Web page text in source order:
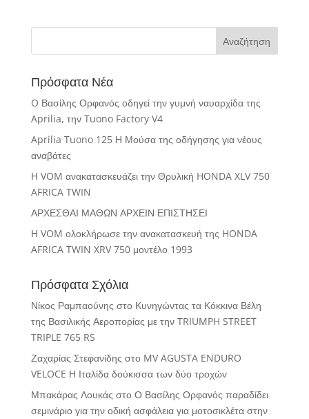
Πρόσφατα Νέα
O Βασίλης Ορφανός οδηγεί την γυμνή ναυαρχίδα της
Aprilia, την Tuono Factory V4
Aprilia Tuono 125 Η Μούσα της οδήγησης για νέους
αναβάτες
Η VOM ανακατασκευάζει την Θρυλική HONDA XLV 750
AFRICA TWIN
ΑΡΧΕΣΘΑΙ ΜΑΘΩΝ ΑΡΧΕΙΝ ΕΠΙΣΤΗΣΕΙ
Η VOM ολοκλήρωσε την ανακατασκευή της HONDA
AFRICA TWIN XRV 750 μοντέλο 1993
Πρόσφατα Σχόλια
Νίκος Ραμπαούνης στο Κυνηγώντας τα Κόκκινα Βέλη
της Βασιλικής Αεροπορίας με την TRIUMPH STREET
TRIPLE 765 RS
Ζαχαρίας Στεφανίδης στο MV AGUSTA ENDURO
VELOCE Η Ιταλίδα δούκισσα των δύο τροχών
Μπακάρας Λουκάς στο Ο Βασίλης Ορφανός παραδίδει
σεμινάριο για την οδική ασφάλεια για μοτοσικλέτα στην